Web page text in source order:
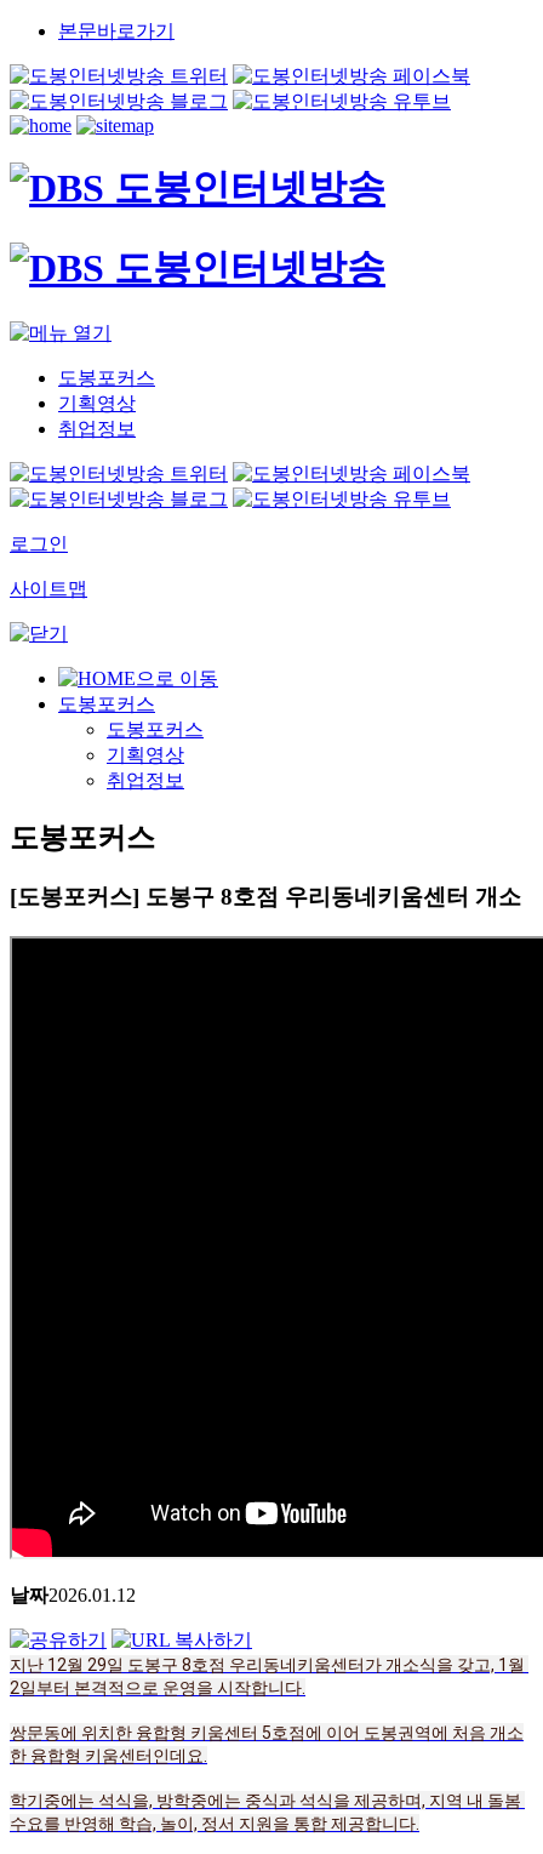
본문바로가기
도봉포커스
기획영상
취업정보
로그인
사이트맵
도봉포커스
도봉포커스
기획영상
취업정보
도봉포커스
[도봉포커스] 도봉구 8호점 우리동네키움센터 개소
날짜2026.01.12
지난 12월 29일 도봉구 8호점 우리동네키움센터가 개소식을 갖고, 1월
2일부터 본격적으로 운영을 시작합니다.
쌍문동에 위치한 융합형 키움센터 5호점에 이어 도봉권역에 처음 개소
한 융합형 키움센터인데요.
학기중에는 석식을, 방학중에는 중식과 석식을 제공하며, 지역 내 돌봄
수요를 반영해 학습, 놀이, 정서 지원을 통합 제공합니다.